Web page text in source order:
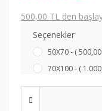
500,00 TL den
Seçenekler
50X70 - ( 500,00
70X100 - (